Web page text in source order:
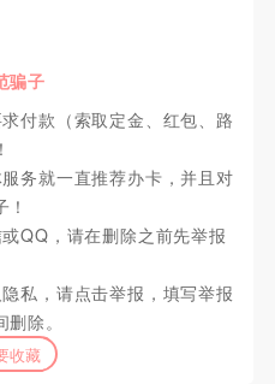
骗子
付款（索取定金、红包、路
务就一直推荐办卡，并且对
QQ，请在删除之前先举报
私，请点击举报，填写举报
除。
收藏